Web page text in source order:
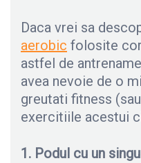
Daca vrei sa
aerobic folosite
astfel de
avea nevoie de o
greutati fitness
exercitiile acestui
1. Podul cu un